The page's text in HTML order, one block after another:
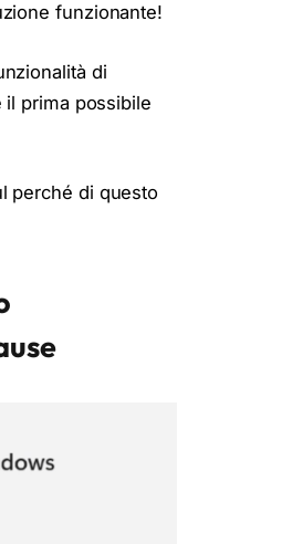
funzionante!
di
il prima possibile
perché di questo